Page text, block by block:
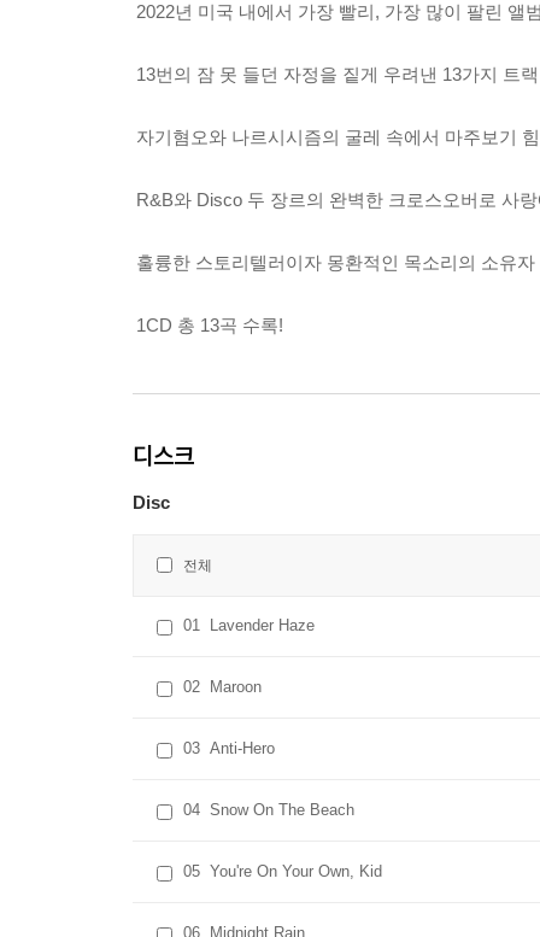
2022년 미국 내에서 가장 빨리, 가장 많이 팔린 앨
13번의 잠 못 들던 자정을 짙게 우려낸 13가지 트
자기혐오와 나르시시즘의 굴레 속에서 마주보기
R&B와 Disco 두 장르의 완벽한 크로스오버로 사
훌륭한 스토리텔러이자 몽환적인 목소리의 소유
1CD 총 13곡 수록!
디스크
Disc
전체
01 Lavender Haze
02 Maroon
03 Anti-Hero
04 Snow On The Beach
05 You're On Your Own, Kid
06 Midnight Rain